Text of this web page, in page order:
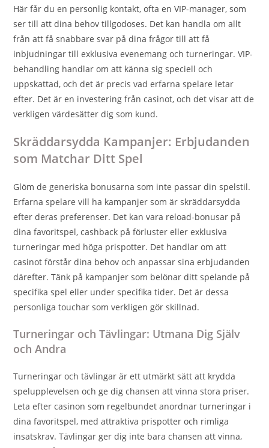
Här får du en personlig kontakt, ofta en VIP-manager, som
ser till att dina behov tillgodoses. Det kan handla om allt
från att få snabbare svar på dina frågor till att få
inbjudningar till exklusiva evenemang och turneringar. VIP-
behandling handlar om att känna sig speciell och
uppskattad, och det är precis vad erfarna spelare letar
efter. Det är en investering från casinot, och det visar att de
verkligen värdesätter dig som kund.
Skräddarsydda Kampanjer: Erbjudanden
som Matchar Ditt Spel
Glöm de generiska bonusarna som inte passar din spelstil.
Erfarna spelare vill ha kampanjer som är skräddarsydda
efter deras preferenser. Det kan vara reload-bonusar på
dina favoritspel, cashback på förluster eller exklusiva
turneringar med höga prispotter. Det handlar om att
casinot förstår dina behov och anpassar sina erbjudanden
därefter. Tänk på kampanjer som belönar ditt spelande på
specifika spel eller under specifika tider. Det är dessa
personliga touchar som verkligen gör skillnad.
Turneringar och Tävlingar: Utmana Dig Själv
och Andra
Turneringar och tävlingar är ett utmärkt sätt att krydda
spelupplevelsen och ge dig chansen att vinna stora priser.
Leta efter casinon som regelbundet anordnar turneringar i
dina favoritspel, med attraktiva prispotter och rimliga
insatskrav. Tävlingar ger dig inte bara chansen att vinna,